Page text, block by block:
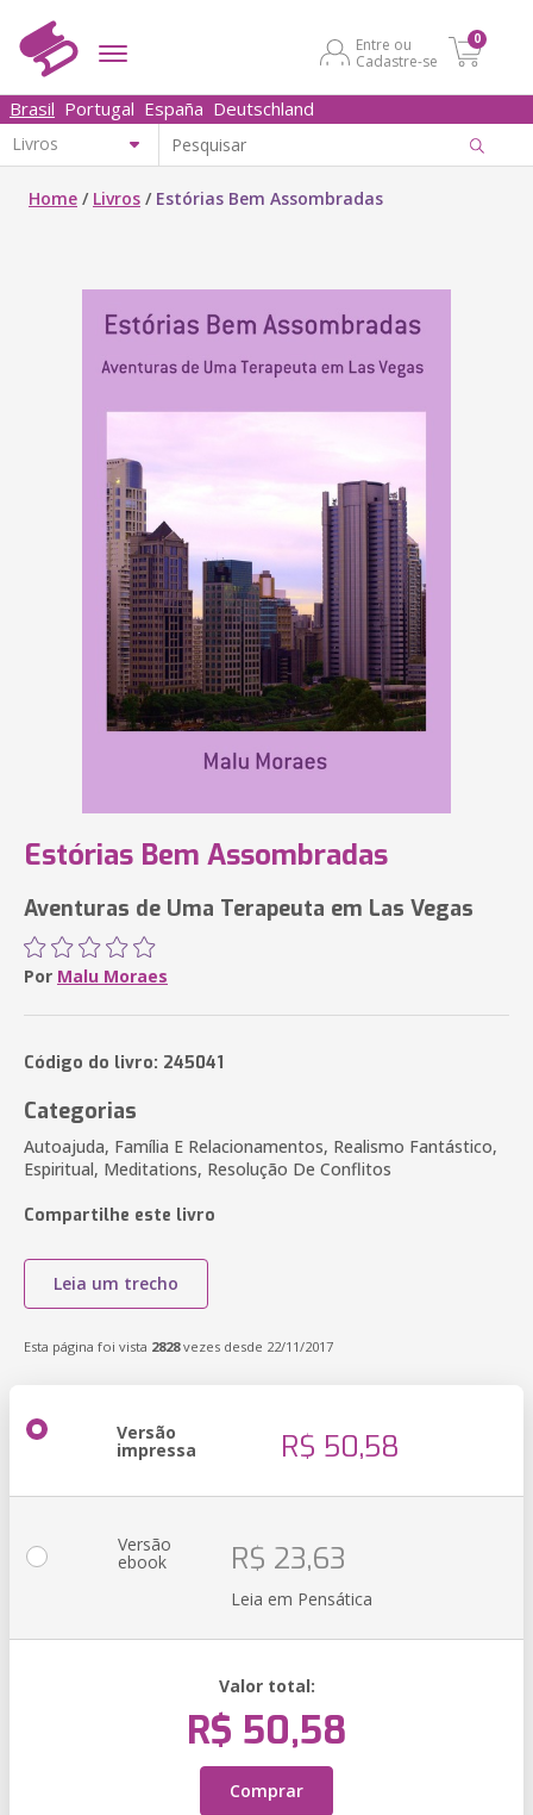
Entre ou
Cadastre-se
0
Brasil Portugal España Deutschland
Home / Livros / Estórias Bem Assombradas
Estórias Bem Assombradas
Aventuras de Uma Terapeuta em Las Vegas
Por Malu Moraes
Código do livro: 245041
Categorias
Autoajuda, Família E Relacionamentos, Realismo Fantástico,
Espiritual, Meditations, Resolução De Conflitos
Compartilhe este livro
Leia um trecho
Esta página foi vista 2828vezes desde 22/11/2017
Versão
impressa R$ 50,58
Versão
ebook R$ 23,63
Leia em Pensática
Valor total:
R$ 50,58
Comprar